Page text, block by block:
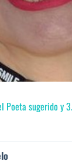
Poeta sugerido y